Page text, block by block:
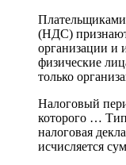
(НДС)
организации и
физические
только
Налоговый
которого …
налоговая
исчисляется